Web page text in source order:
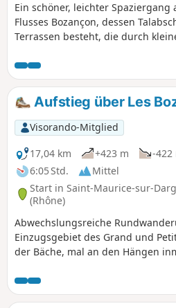
Ein schöner, leichter Spaziergang
Flusses Bozançon, dessen
Terrassen besteht, die durch
Beschreibung, siehe
verwenden.
Aufstieg über Les
Visorando-Mitglied
17,04 km
+423 m
-422
6:05 Std.
Mittel
Start in Saint-Maurice-sur-
(Rhône)
Abwechslungsreiche
Einzugsgebiet des Grand und
der Bäche, mal an den Hängen